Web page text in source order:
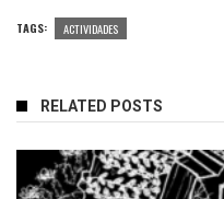
TAGS: ACTIVIDADES
RELATED POSTS